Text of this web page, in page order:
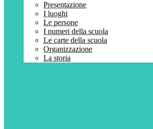
Presentazione
I luoghi
Le persone
I numeri della scuola
Le carte della scuola
Organizzazione
La storia